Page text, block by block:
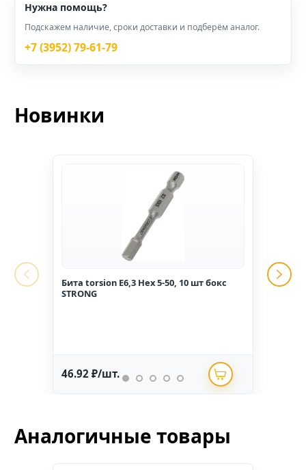
Нужна помощь?
Подскажем наличие, сроки доставки и подберём аналог.
+7 (3952) 79-61-79
Новинки
Бита torsion E6,3 Hex 5-50, 10 шт бокс
STRONG
46.92 ₽/шт.
Аналогичные товары